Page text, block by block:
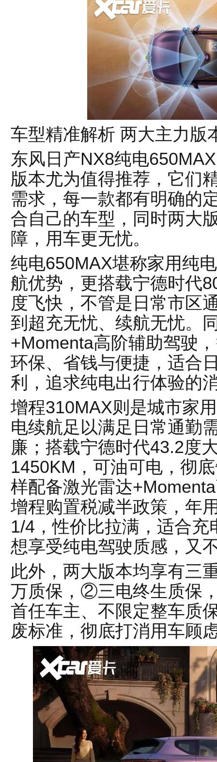
车型精准解析 两大主力版
东风日产NX8纯电
版本尤为值得推荐，它们
需求，每一款都有明确的
合自己的车型，同时两大
障，用车更无忧。
纯电650MAX堪称家用纯
航优势，更搭载宁德时代
度飞快，不管是日常市区
到超充无忧、续航无忧。
+Momenta高阶辅助驾驶
环保、省钱与便捷，适合
利，追求纯电出行体验的
增程310MAX则是城市家
电续航足以满足日常通勤
廉；搭载宁德时代43.2度
1450KM，可油可电，彻
样配备激光雷达
增程购置税减半政策，年
1/4，性价比拉满，适合
想享受纯电驾驶质感，又
此外，两大版本均享有三
万质保，②三电终生质保
首任车主、不限定整车质
废标准，彻底打消用车顾